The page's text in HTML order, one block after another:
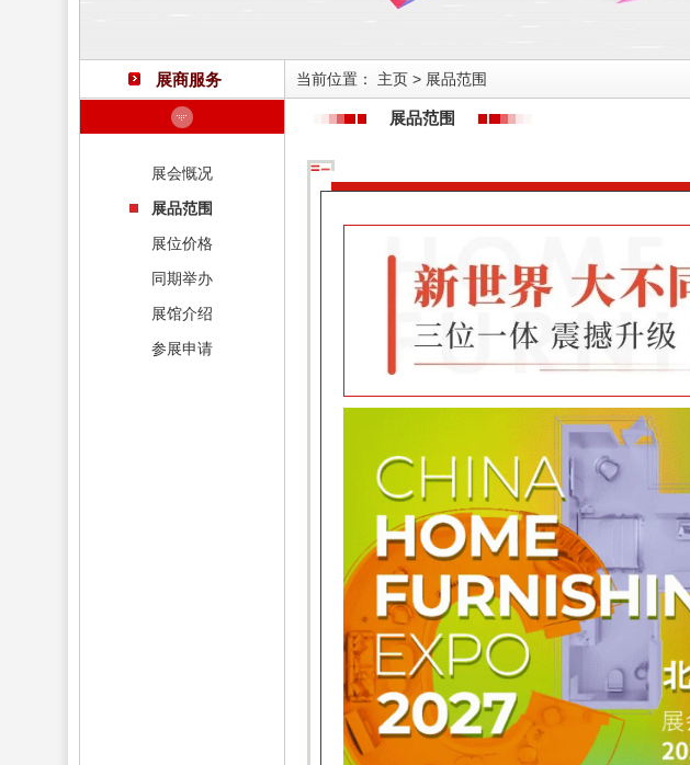
展商服务
展会慨况
展品范围
展位价格
同期举办
展馆介绍
参展申请
当前位置： 主页 > 展品范围
展品范围